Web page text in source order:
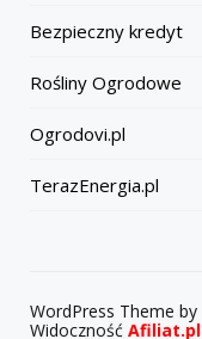
Bezpieczny kredyt
Rośliny Ogrodowe
Ogrodovi.pl
TerazEnergia.pl
WordPress Theme by
Widoczność Afiliat.pl